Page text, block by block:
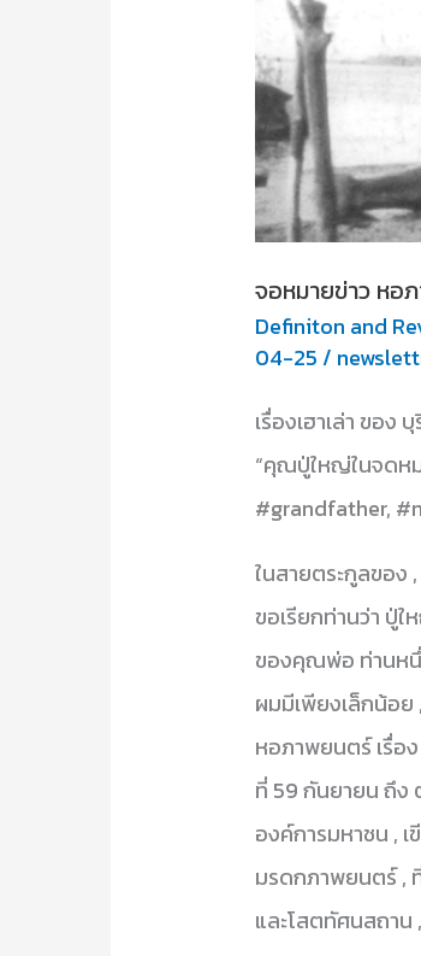
จอหมายข่าว หอ
Definiton and
04-25 /
เรื่องเฮาเล่า ของ
“คุณปู่ใหญ่ในจดห
#grandfather,
ในสายตระกูลขอ
ขอเรียกท่านว่า ปู่
ของคุณพ่อ ท่านหนึ่
ผมมีเพียงเล็กน้อย
หอภาพยนตร์ เรื่อ
ที่ 59 กันยายน ถึง
องค์การมหาชน ,
มรดกภาพยนตร์ ,
และโสตทัศนสถาน